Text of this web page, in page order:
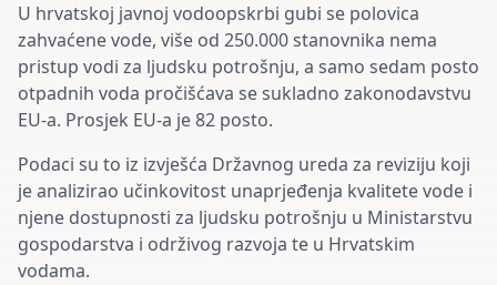
U hrvatskoj javnoj vodoopskrbi gubi se polovica
zahvaćene vode, više od 250.000 stanovnika nema
pristup vodi za ljudsku potrošnju, a samo sedam posto
otpadnih voda pročišćava se sukladno zakonodavstvu
EU-a. Prosjek EU-a je 82 posto.
Podaci su to iz izvješća Državnog ureda za reviziju koji
je analizirao učinkovitost unaprjeđenja kvalitete vode i
njene dostupnosti za ljudsku potrošnju u Ministarstvu
gospodarstva i održivog razvoja te u Hrvatskim
vodama.